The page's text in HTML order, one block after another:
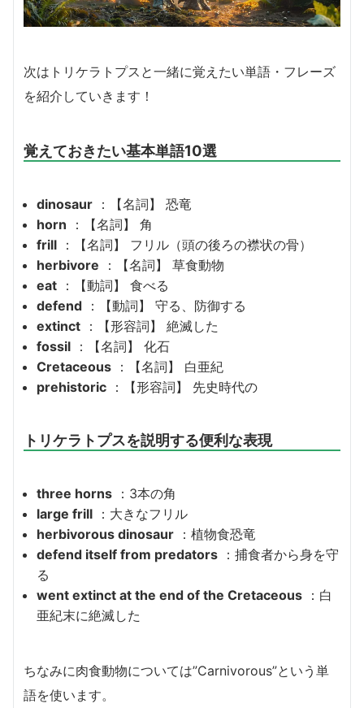
次はトリケラトプスと一緒に覚えたい単語・フレーズ
を紹介していきます！
覚えておきたい基本単語10選
dinosaur ：【名詞】 恐竜
horn ：【名詞】 角
frill ：【名詞】 フリル（頭の後ろの襟状の骨）
herbivore ：【名詞】 草食動物
eat ：【動詞】 食べる
defend ：【動詞】 守る、防御する
extinct ：【形容詞】 絶滅した
fossil ：【名詞】 化石
Cretaceous ：【名詞】 白亜紀
prehistoric ：【形容詞】 先史時代の
トリケラトプスを説明する便利な表現
three horns ：3本の角
large frill ：大きなフリル
herbivorous dinosaur ：植物食恐竜
defend itself from predators ：捕食者から身を守
る
went extinct at the end of the Cretaceous ：白
亜紀末に絶滅した
ちなみに肉食動物については”Carnivorous”という単
語を使います。